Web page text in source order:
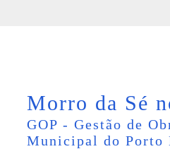
Morro da Sé
GOP - Gestão de
Municipal do Porto